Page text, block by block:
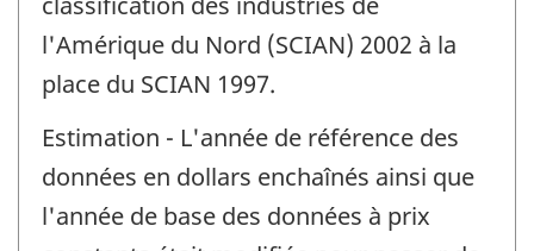
l'Amérique du Nord (SCIAN) 2002 à la
place du SCIAN 1997.
Estimation - L'année de référence des
données en dollars enchaînés ainsi que
l'année de base des données à prix